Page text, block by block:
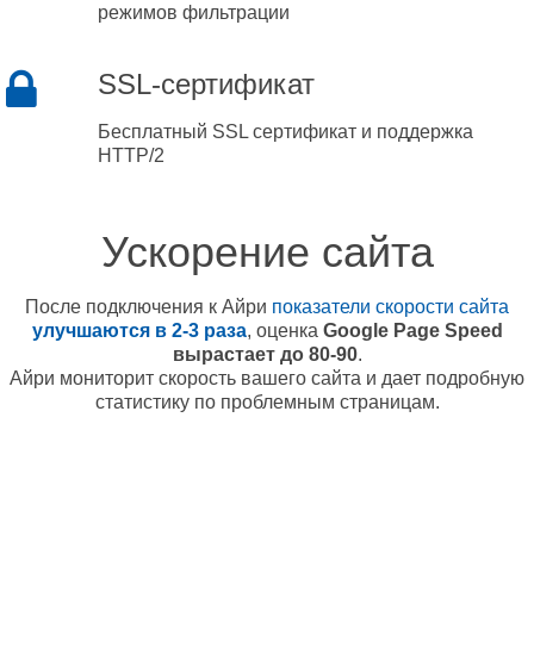
режимов фильтрации
SSL-сертификат
Бесплатный SSL сертификат и поддержка
HTTP/2
Ускорение сайта
После подключения к Айри показатели скорости сайта
улучшаются в 2-3 раза, оценка Google Page Speed
вырастает до 80-90.
Айри мониторит скорость вашего сайта и дает подробную
статистику по проблемным страницам.